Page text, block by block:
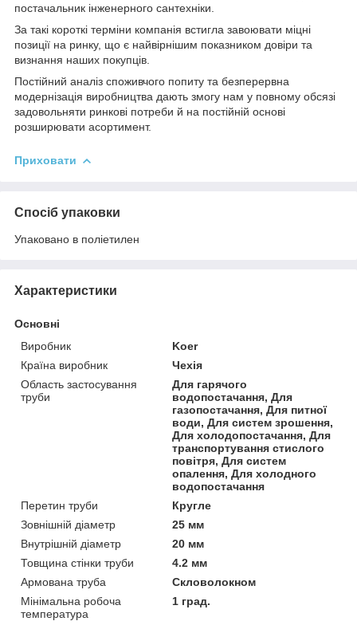
постачальник інженерного сантехніки.
За такі короткі терміни компанія встигла завоювати міцні
позиції на ринку, що є найвірнішим показником довіри та
визнання наших покупців.
Постійний аналіз споживчого попиту та безперервна
модернізація виробництва дають змогу нам у повному обсязі
задовольняти ринкові потреби й на постійній основі
розширювати асортимент.
Приховати
Спосіб упаковки
Упаковано в поліетилен
Характеристики
Основні
Виробник
Koer
Країна виробник
Чехія
Область застосування
труби
Для гарячого
водопостачання, Для
газопостачання, Для питної
води, Для систем зрошення,
Для холодопостачання, Для
транспортування стислого
повітря, Для систем
опалення, Для холодного
водопостачання
Перетин труби
Кругле
Зовнішній діаметр
25 мм
Внутрішній діаметр
20 мм
Товщина стінки труби
4.2 мм
Армована труба
Скловолокном
Мінімальна робоча
температура
1 град.